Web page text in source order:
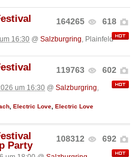
164265 618
16:30 @ Salzburgring, Plainfeld
119763 602
um 16:30 @ Salzburgring,
Electric Love Electric Love
108312 692
Party